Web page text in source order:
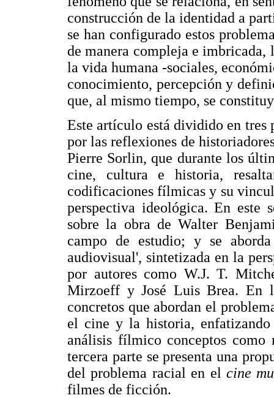
construcción de la identidad a
se han configurado estos
de manera compleja e imbricada,
la vida humana -sociales,
conocimiento, percepción y
que, al mismo tiempo, se
Este artículo está dividido en tres
por las reflexiones de
Pierre Sorlin, que durante los
cine, cultura e historia,
codificaciones fílmicas y su
perspectiva ideológica. En este
sobre la obra de Walter
campo de estudio; y se
audiovisual', sintetizada en la
por autores como W.J. T.
Mirzoeff y José Luis Brea. En
concretos que abordan el
el cine y la historia,
análisis fílmico conceptos
tercera parte se presenta una
del problema racial en el cine
filmes de ficción.